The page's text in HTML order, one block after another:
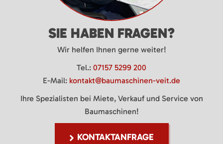
SIE HABEN FRAGEN?
Wir helfen Ihnen gerne weiter!
Tel.: 07157 5299 200
E-Mail: kontakt@baumaschinen-veit.de
Ihre Spezialisten bei Miete, Verkauf und Service von
Baumaschinen!
KONTAKTANFRAGE